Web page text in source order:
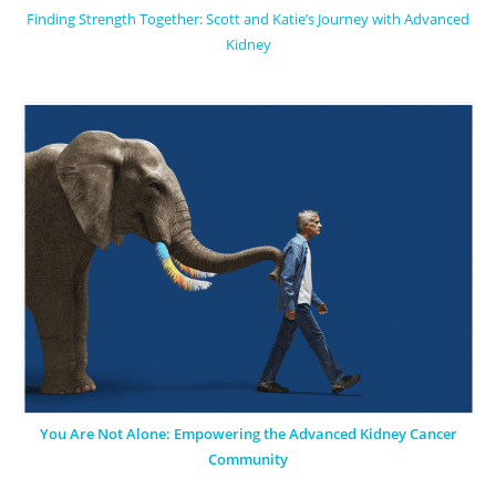
Finding Strength Together: Scott and Katie’s Journey with Advanced
Kidney
You Are Not Alone: Empowering the Advanced Kidney Cancer
Community